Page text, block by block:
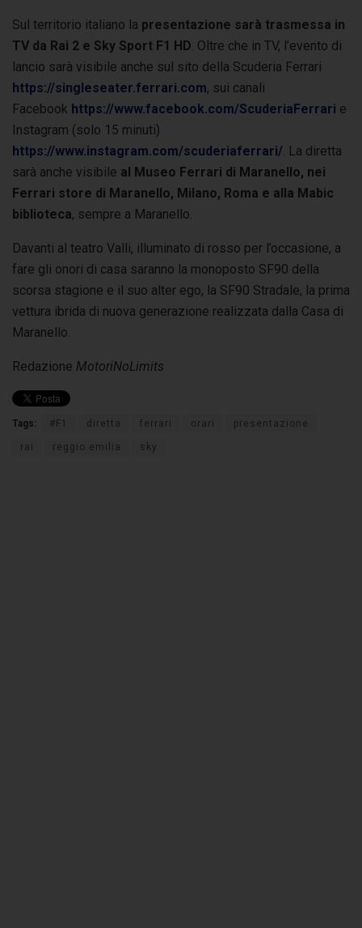
Sul territorio italiano la presentazione sarà trasmessa in
TV da Rai 2 e Sky Sport F1 HD. Oltre che in TV, l’evento di
lancio sarà visibile anche sul sito della Scuderia Ferrari
https://singleseater.ferrari.com, sui canali
Facebook https://www.facebook.com/ScuderiaFerrari e
Instagram (solo 15 minuti)
https://www.instagram.com/scuderiaferrari/. La diretta
sarà anche visibile al Museo Ferrari di Maranello, nei
Ferrari store di Maranello, Milano, Roma e alla Mabic
biblioteca, sempre a Maranello.
Davanti al teatro Valli, illuminato di rosso per l’occasione, a
fare gli onori di casa saranno la monoposto SF90 della
scorsa stagione e il suo alter ego, la SF90 Stradale, la prima
vettura ibrida di nuova generazione realizzata dalla Casa di
Maranello.
Redazione MotoriNoLimits
Tags: #F1 diretta ferrari orari presentazione
rai reggio emilia sky